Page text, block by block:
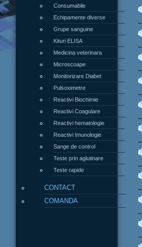
Consumabile
Echipamente diverse
Grupe sanguine
Kituri ELISA
Medicina veterinara
Microscoape
Monitorizare Diabet
Pulsoximetre
Reactivi Biochimie
Reactivi Coagulare
Reactivi hematologie
Reactivi Imunologie
Sange de control
Teste prin aglutinare
Teste rapide
CONTACT
COMANDA